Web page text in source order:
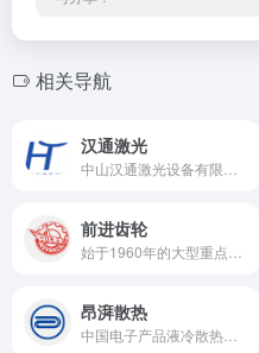
相关导航
汉通激光
前进齿轮
昂湃散热